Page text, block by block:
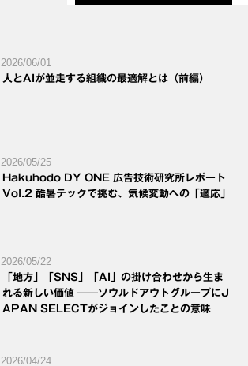
2026/06/01
人とAIが並走する組織の最適解とは（前編）
2026/05/25
Hakuhodo DY ONE 広告技術研究所レポート
Vol.2 酷暑テックで挑む、気候変動への「適応」
2026/05/22
「地方」「SNS」「AI」の掛け合わせから生ま
れる新しい価値 ──ソウルドアウトグループにJ
APAN SELECTがジョインしたことの意味
2026/04/24